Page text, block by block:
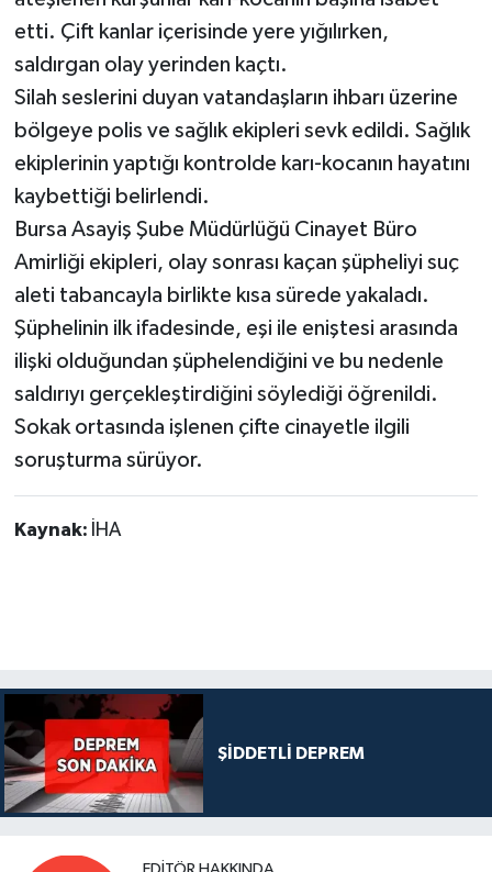
etti. Çift kanlar içerisinde yere yığılırken,
saldırgan olay yerinden kaçtı.
Silah seslerini duyan vatandaşların ihbarı üzerine
bölgeye polis ve sağlık ekipleri sevk edildi. Sağlık
ekiplerinin yaptığı kontrolde karı-kocanın hayatını
kaybettiği belirlendi.
Bursa Asayiş Şube Müdürlüğü Cinayet Büro
Amirliği ekipleri, olay sonrası kaçan şüpheliyi suç
aleti tabancayla birlikte kısa sürede yakaladı.
Şüphelinin ilk ifadesinde, eşi ile eniştesi arasında
ilişki olduğundan şüphelendiğini ve bu nedenle
saldırıyı gerçekleştirdiğini söylediği öğrenildi.
Sokak ortasında işlenen çifte cinayetle ilgili
soruşturma sürüyor.
Kaynak: İHA
ŞİDDETLİ DEPREM